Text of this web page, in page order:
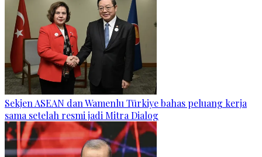
Sekjen ASEAN dan Wamenlu Türkiye bahas peluang kerja
sama setelah resmi jadi Mitra Dialog